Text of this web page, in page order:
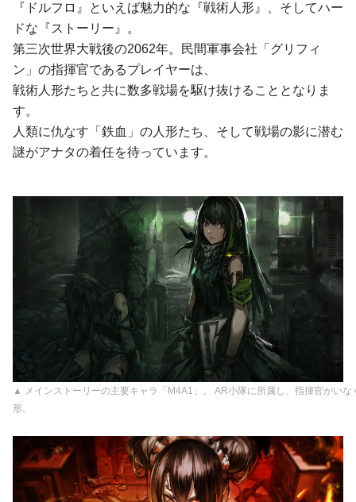
『ドルフロ』といえば魅力的な『戦術人形』、そしてハー
ドな『ストーリー』。
第三次世界大戦後の2062年。民間軍事会社「グリフィ
ン」の指揮官であるプレイヤーは、
戦術人形たちと共に数多戦場を駆け抜けることとなりま
す。
人類に仇なす「鉄血」の人形たち、そして戦場の影に潜む
謎がアナタの着任を待っています。
▲ メインストーリーの主要キャラ「M4A1」。 AR小隊に所属し、指揮官がい
形。